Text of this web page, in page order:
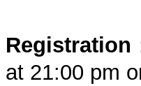
Registration
at 21:00 pm